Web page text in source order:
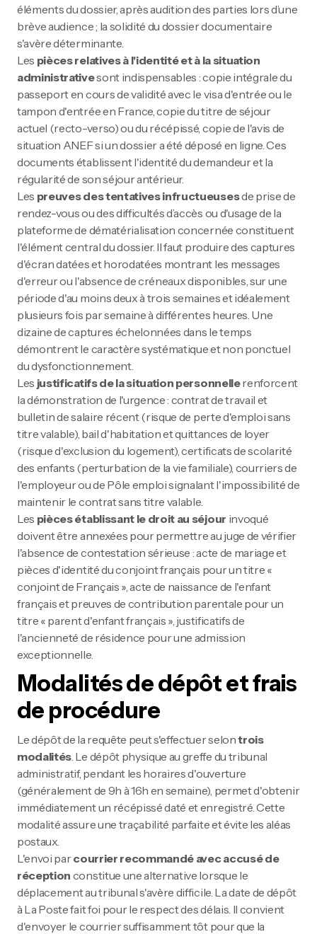
éléments du dossier, après audition des parties lors d’une
brève audience ; la solidité du dossier documentaire
s'avère déterminante.
Les pièces relatives à l'identité et à la situation
administrativesont indispensables : copie intégrale du
passeport en cours de validité avec le visa d'entrée ou le
tampon d'entrée en France, copie du titre de séjour
actuel (recto-verso) ou du récépissé, copie de l'avis de
situation ANEF si un dossier a été déposé en ligne. Ces
documents établissent l'identité du demandeur et la
régularité de son séjour antérieur.
Les preuves des tentatives infructueusesde prise de
rendez-vous ou des difficultés d’accès ou d'usage de la
plateforme de dématérialisation concernée constituent
l'élément central du dossier. Il faut produire des captures
d'écran datées et horodatées montrant les messages
d'erreur ou l'absence de créneaux disponibles, sur une
période d'au moins deux à trois semaines et idéalement
plusieurs fois par semaine à différentes heures. Une
dizaine de captures échelonnées dans le temps
démontrent le caractère systématique et non ponctuel
du dysfonctionnement.
Les justificatifs de la situation personnellerenforcent
la démonstration de l'urgence : contrat de travail et
bulletin de salaire récent (risque de perte d'emploi sans
titre valable), bail d'habitation et quittances de loyer
(risque d'exclusion du logement), certificats de scolarité
des enfants (perturbation de la vie familiale), courriers de
l'employeur ou de Pôle emploi signalant l'impossibilité de
maintenir le contrat sans titre valable.
Les pièces établissant le droit au séjour invoqué
doivent être annexées pour permettre au juge de vérifier
l'absence de contestation sérieuse : acte de mariage et
pièces d'identité du conjoint français pour un titre «
conjoint de Français », acte de naissance de l'enfant
français et preuves de contribution parentale pour un
titre « parent d'enfant français », justificatifs de
l'ancienneté de résidence pour une admission
exceptionnelle.
Modalités de dépôt et frais
de procédure
Le dépôt de la requête peut s'effectuer selontrois
modalités. Le dépôt physique au greffe du tribunal
administratif, pendant les horaires d'ouverture
(généralement de 9h à 16h en semaine), permet d'obtenir
immédiatement un récépissé daté et enregistré. Cette
modalité assure une traçabilité parfaite et évite les aléas
postaux.
L'envoi parcourrier recommandé avec accusé de
réception constitue une alternative lorsque le
déplacement au tribunal s'avère difficile. La date de dépôt
à La Poste fait foi pour le respect des délais. Il convient
d'envoyer le courrier suffisamment tôt pour que la